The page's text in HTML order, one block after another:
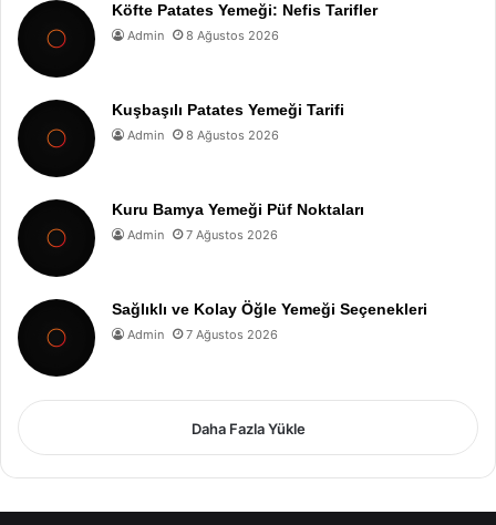
Köfte Patates Yemeği: Nefis Tarifler
Admin 8 Ağustos 2026
Kuşbaşılı Patates Yemeği Tarifi
Admin 8 Ağustos 2026
Kuru Bamya Yemeği Püf Noktaları
Admin 7 Ağustos 2026
Sağlıklı ve Kolay Öğle Yemeği Seçenekleri
Admin 7 Ağustos 2026
Daha Fazla Yükle